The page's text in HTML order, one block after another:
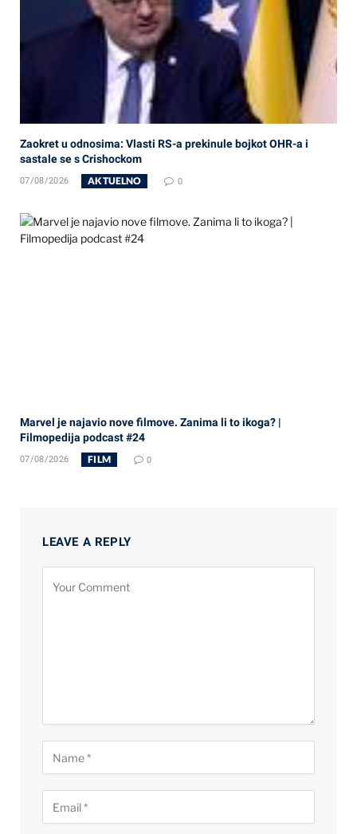
Zaokret u odnosima: Vlasti RS-a prekinule bojkot OHR-a i
sastale se s Crishockom
07/08/2026 AKTUELNO 0
Marvel je najavio nove filmove. Zanima li to ikoga? |
Filmopedija podcast #24
07/08/2026 FILM 0
LEAVE A REPLY